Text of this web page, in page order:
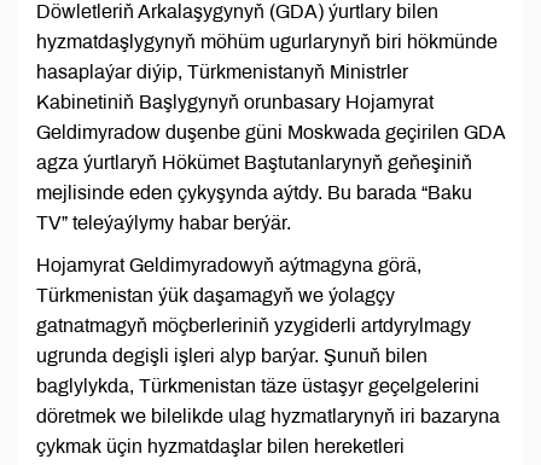
Döwletleriň Arkalaşygynyň (GDA) ýurtlary bilen
hyzmatdaşlygynyň möhüm ugurlarynyň biri hökmünde
hasaplaýar diýip, Türkmenistanyň Ministrler
Kabinetiniň Başlygynyň orunbasary Hojamyrat
Geldimyradow duşenbe güni Moskwada geçirilen GDA
agza ýurtlaryň Hökümet Baştutanlarynyň geňeşiniň
mejlisinde eden çykyşynda aýtdy. Bu barada “Baku
TV” teleýaýlymy habar berýär.
Hojamyrat Geldimyradowyň aýtmagyna görä,
Türkmenistan ýük daşamagyň we ýolagçy
gatnatmagyň möçberleriniň yzygiderli artdyrylmagy
ugrunda degişli işleri alyp barýar. Şunuň bilen
baglylykda, Türkmenistan täze üstaşyr geçelgelerini
döretmek we bilelikde ulag hyzmatlarynyň iri bazaryna
çykmak üçin hyzmatdaşlar bilen hereketleri